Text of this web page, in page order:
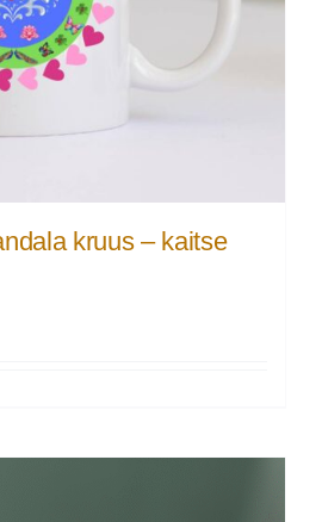
kruus – kaitse